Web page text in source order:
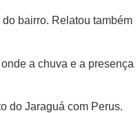
bairro. Relatou também
a chuva e a presença
do Jaraguá com Perus.